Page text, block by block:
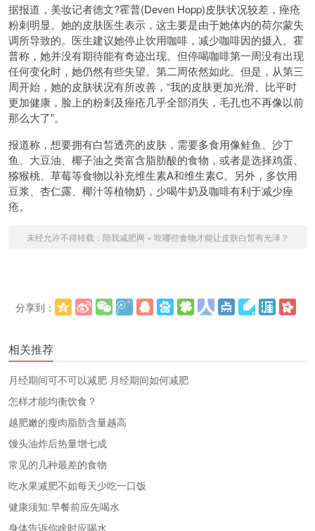
据报道，美妆记者德文?霍普(Deven Hopp)皮肤状况较差，痤疮
粉刺明显。她的皮肤医生表示，这主要是由于她体内的荷尔蒙失
调所导致的。医生建议她停止饮用咖啡，减少咖啡因的摄入。霍
普称，她并没有期待能有奇迹出现。但停喝咖啡第一周没有出现
任何变化时，她仍然有些失望。第二周依然如此。但是，从第三
周开始，她的皮肤状况有所改善，“我的皮肤更加光滑、比平时
更加健康，脸上的粉刺及痤疮几乎全部消失，毛孔也不再像以前
那么大了”。
报道称，想要拥有白皙透亮的皮肤，需要多食用像鲑鱼、沙丁
鱼、大豆油、椰子油之类富含脂肪酸的食物，或者是选择鸡蛋、
猕猴桃、草莓等食物以补充维生素A和维生素C。另外，多饮用
豆浆、杏仁露、椰汁等植物奶，少喝牛奶及咖啡有利于减少痤
疮。
未经允许不得转载： 陪我减肥网 » 吃哪些食物才能让皮肤白皙有光泽？
分享到：
相关推荐
​月经期间可不可以减肥 月经期间如何减肥
怎样才能均衡饮食？
越肥嫩的瘦肉脂肪含量越高
馒头油炸后热量增七成
常见的几种最差的食物
吃水果减肥不如每天少吃一口饭
健康须知:早餐前应先喝水
身体告诉你啥时应喝水